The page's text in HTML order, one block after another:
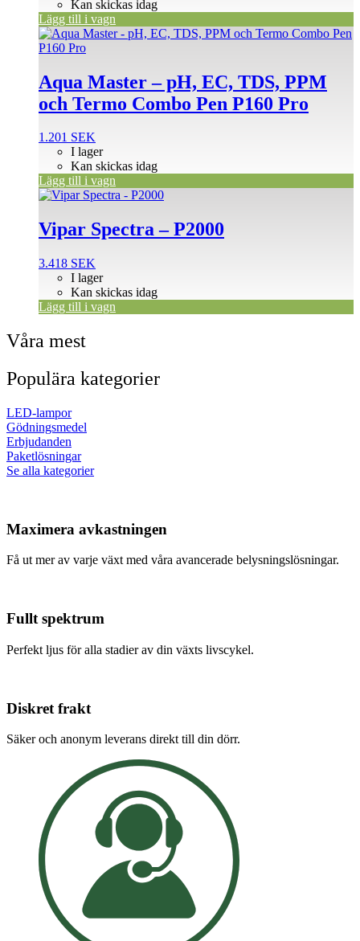
Kan skickas idag
Lägg till i vagn
Aqua Master – pH, EC, TDS, PPM
och Termo Combo Pen P160 Pro
1.201 SEK
I lager
Kan skickas idag
Lägg till i vagn
Vipar Spectra – P2000
3.418 SEK
I lager
Kan skickas idag
Lägg till i vagn
Våra mest
Populära kategorier
LED-lampor
Gödningsmedel
Erbjudanden
Paketlösningar
Se alla kategorier
Maximera avkastningen
Få ut mer av varje växt med våra avancerade belysningslösningar.
Fullt spektrum
Perfekt ljus för alla stadier av din växts livscykel.
Diskret frakt
Säker och anonym leverans direkt till din dörr.